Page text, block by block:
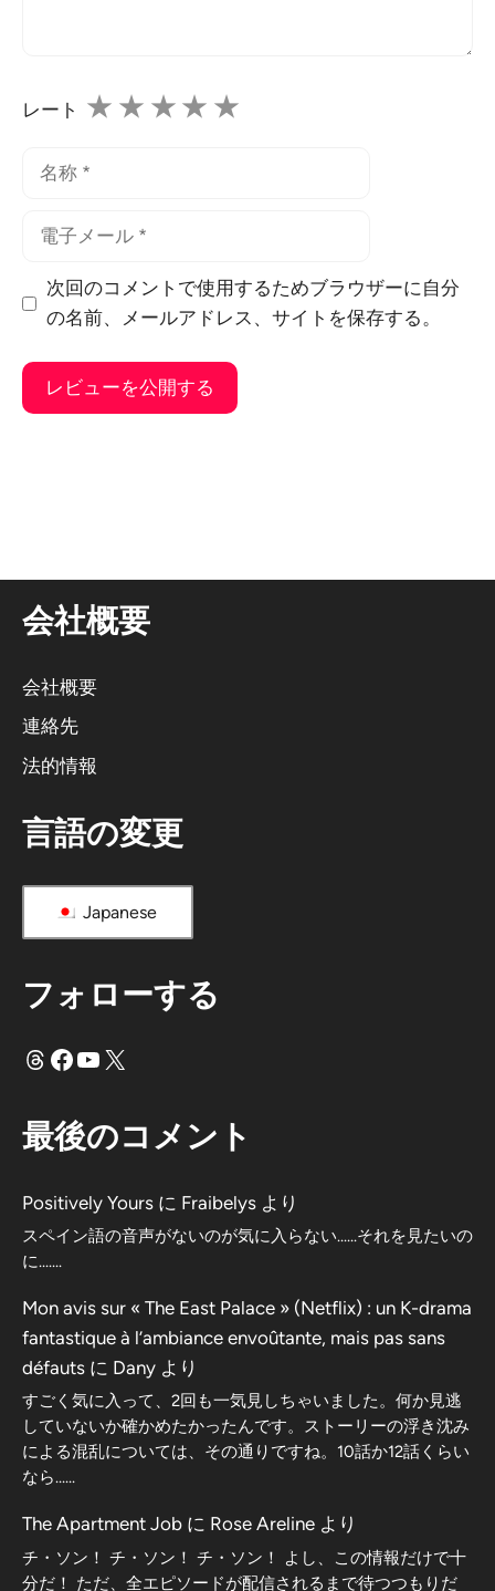
レート ★
★
★
★
★
ー
次回のコメントで使用するためブラウザーに自分
の名前、メールアドレス、サイトを保存する。
も
だ
会社概要
会社概要
連絡先
法的情報
言語の変更
Japanese
フォローする
スレッド フェイスブックユーチューブX
最後のコメント
Positively Yours に Fraibelys より
スペイン語の音声がないのが気に入らない……それを見たいの
に…….
Mon avis sur « The East Palace » (Netflix) : un K-drama
fantastique à l’ambiance envoûtante, mais pas sans
défauts に Dany より
すごく気に入って、2回も一気見しちゃいました。何か見逃
していないか確かめたかったんです。ストーリーの浮き沈み
による混乱については、その通りですね。10話か12話くらい
なら……
The Apartment Job に Rose Areline より
チ・ソン！ チ・ソン！ チ・ソン！ よし、この情報だけで十
分だ！ ただ、全エピソードが配信されるまで待つつもりだ